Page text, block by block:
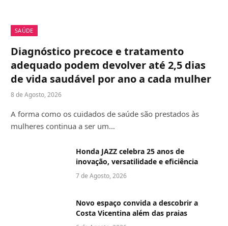
SAÚDE
Diagnóstico precoce e tratamento
adequado podem devolver até 2,5 dias
de vida saudável por ano a cada mulher
8 de Agosto, 2026
A forma como os cuidados de saúde são prestados às
mulheres continua a ser um…
Honda JAZZ celebra 25 anos de
inovação, versatilidade e eficiência
7 de Agosto, 2026
Novo espaço convida a descobrir a
Costa Vicentina além das praias